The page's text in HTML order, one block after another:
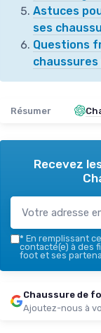
Astuces
ses
Questions
Résumer
Recevez
* En remplissant
contacté(e) à des
foot et ses
Chaussure de
Ajoutez-nous à